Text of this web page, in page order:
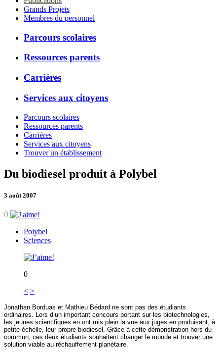
Grands Projets
Membres du personnel
Parcours scolaires
Ressources parents
Carrières
Services aux citoyens
Parcours scolaires
Ressources parents
Carrières
Services aux citoyens
Trouver un établissement
Du biodiesel produit à Polybel
3 août 2007
0
Polybel
Sciences
0
< >
Jonathan Borduas et Mathieu Bédard ne sont pas des étudiants
ordinaires. Lors d’un important concours portant sur les biotechnologies,
les jeunes scientifiques en ont mis plein la vue aux juges en produisant, à
petite échelle, leur propre biodiesel. Grâce à cette démonstration hors du
commun, ces deux étudiants souhaitent changer le monde et trouver une
solution viable au réchauffement planétaire.